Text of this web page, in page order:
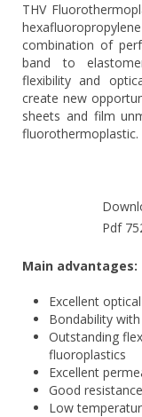
THV
combination of
band to
flexibility and
create new
sheets and film
fluorothermoplastic.
Pdf
Main advantages:
Excellent
Bondability
Outstanding
fluoroplastics
Excellent
Good
Low